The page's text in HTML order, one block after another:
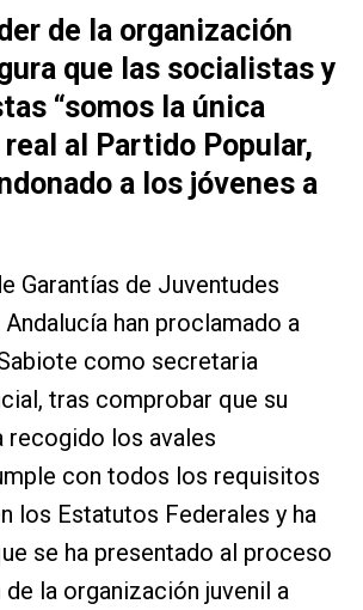
de la organización
que las socialistas y
“somos la única
al Partido Popular,
a los jóvenes a
Garantías de Juventudes
han proclamado a
como secretaria
tras comprobar que su
recogido los avales
con todos los requisitos
los Estatutos Federales y ha
se ha presentado al proceso
la organización juvenil a